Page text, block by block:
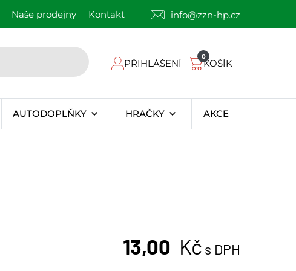
Naše prodejny Kontakt info@zzn-hp.cz
PŘIHLÁŠENÍ
0
KOŠÍK
AUTODOPLŇKY HRAČKY AKCE
13,00 Kč s DPH